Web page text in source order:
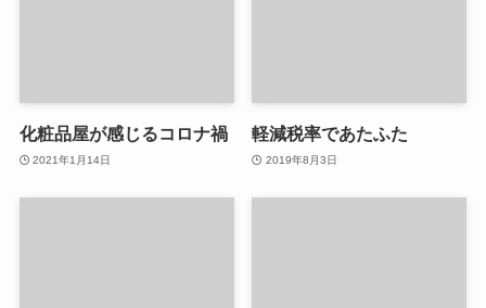
化粧品屋が感じるコロナ禍
2021年1月14日
軽減税率であたふた
2019年8月3日